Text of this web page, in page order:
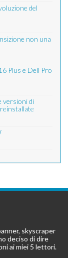
del
non una
Plus e Dell Pro
versioni di
skyscraper
deciso di dire
ai miei 5 lettori.